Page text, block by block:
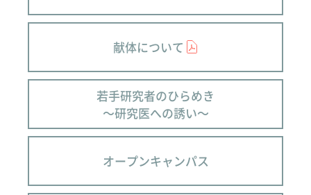
献体について
若手研究者のひらめき
～研究医への誘い～
オープンキャンパス